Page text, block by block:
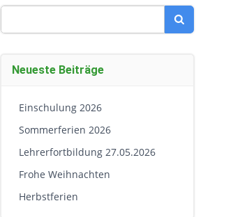
for:
Neueste Beiträge
Einschulung 2026
Sommerferien 2026
Lehrerfortbildung 27.05.2026
Frohe Weihnachten
Herbstferien